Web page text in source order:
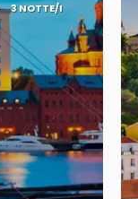
3 NOTTE/I